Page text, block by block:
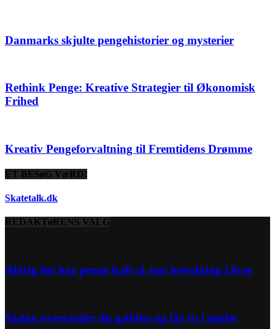
Danmarks skjulte pengehistorier og mysterier
Rethink Penge: Kreative Strategier til Økonomisk
Frihed
Kreativ Pengeforvaltning til Fremtidens Drømme
ET BESøG VæRD!
Skatetalk.dk
REDAKTøRENS VALG
Aldrig før har penge haft så stor betydning i livet
Sådan overvinder du gælden og får ro i sindet